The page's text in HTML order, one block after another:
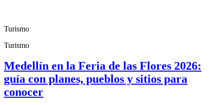
Turismo
Turismo
Medellín en la Feria de las Flores 2026:
guía con planes, pueblos y sitios para
conocer